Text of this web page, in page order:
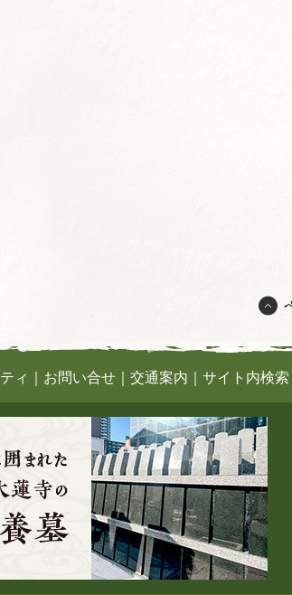
ィ お問い合せ 交通案内 サイト内検索